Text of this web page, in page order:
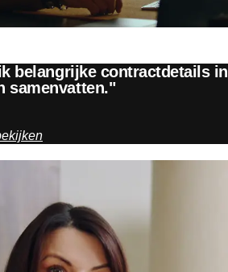
belangrijke contractdetails in
samenvatten."